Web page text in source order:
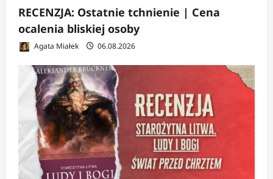
RECENZJA: Ostatnie tchnienie | Cena
ocalenia bliskiej osoby
Agata Miałek 06.08.2026